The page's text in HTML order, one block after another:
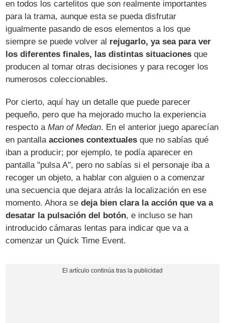
en todos los cartelitos que son realmente importantes
para la trama, aunque esta se pueda disfrutar
igualmente pasando de esos elementos a los que
siempre se puede volver al rejugarlo, ya sea para ver
los diferentes finales, las distintas situaciones que
producen al tomar otras decisiones y para recoger los
numerosos coleccionables.
Por cierto, aquí hay un detalle que puede parecer
pequeño, pero que ha mejorado mucho la experiencia
respecto aMan of Medan. En el anterior juego aparecían
en pantallaacciones contextuales que no sabías qué
iban a producir; por ejemplo, te podía aparecer en
pantalla "pulsa A", pero no sabías si el personaje iba a
recoger un objeto, a hablar con alguien o a comenzar
una secuencia que dejara atrás la localización en ese
momento. Ahora sedeja bien clara la acción que va a
desatar la pulsación del botón, e incluso se han
introducido cámaras lentas para indicar que va a
comenzar un Quick Time Event.